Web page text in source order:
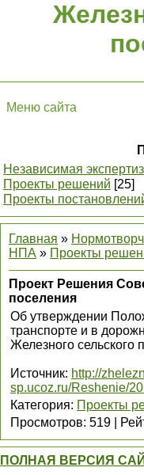
Меню сайта
Независимая
Проекты решений [25]
Проекты
Главная »
НПА » Проекты
Проект Решения
поселения
Об утверждении
транспорте и в
Железного сельского
Источник: http://
sp.ucoz.ru/Reshenie/
Категория: Проекты
Просмотров: 519
ПОЛНАЯ ВЕРСИЯ